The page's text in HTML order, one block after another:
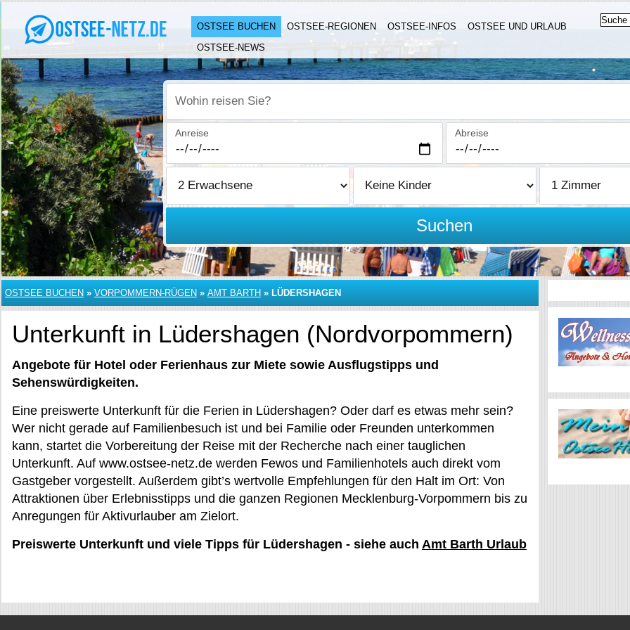
OSTSEE BUCHEN OSTSEE-REGIONEN OSTSEE-INFOS
OSTSEE UND URLAUB
OSTSEE-NEWS
Wohin reisen Sie?
Anreise Abreise
Suchen
OSTSEE BUCHEN » VORPOMMERN-RÜGEN » AMT BARTH » LÜDERSHAGEN
Unterkunft in Lüdershagen (Nordvorpommern)
Angebote für Hotel oder Ferienhaus zur Miete sowie Ausflugstipps und
Sehenswürdigkeiten.
Eine preiswerte Unterkunft für die Ferien in Lüdershagen? Oder darf es etwas mehr sein?
Wer nicht gerade auf Familienbesuch ist und bei Familie oder Freunden unterkommen
kann, startet die Vorbereitung der Reise mit der Recherche nach einer tauglichen
Unterkunft. Auf www.ostsee-netz.de werden Fewos und Familienhotels auch direkt vom
Gastgeber vorgestellt. Außerdem gibt’s wertvolle Empfehlungen für den Halt im Ort: Von
Attraktionen über Erlebnisstipps und die ganzen Regionen Mecklenburg-Vorpommern bis zu
Anregungen für Aktivurlauber am Zielort.
Preiswerte Unterkunft und viele Tipps für Lüdershagen - siehe auch Amt Barth Urlaub